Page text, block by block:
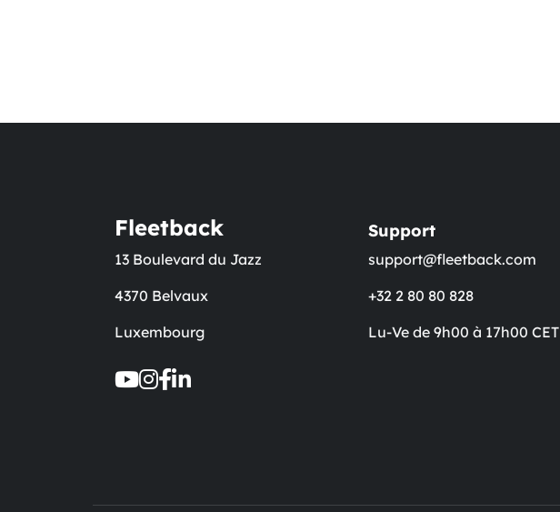
Fleetback
13 Boulevard du Jazz
4370 Belvaux
Luxembourg
Support
support@fleetback.com
+32 2 80 80 828
Lu-Ve de 9h00 à 17h00 CET